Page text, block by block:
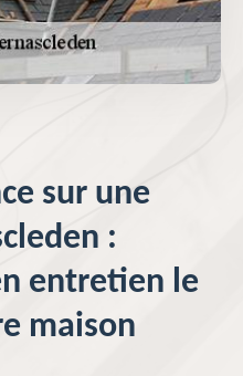
sur une
:
entretien le
maison